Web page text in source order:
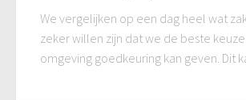
We vergelijken op een dag heel wat
zeker willen zijn dat we de beste
omgeving goedkeuring kan geven. Dit